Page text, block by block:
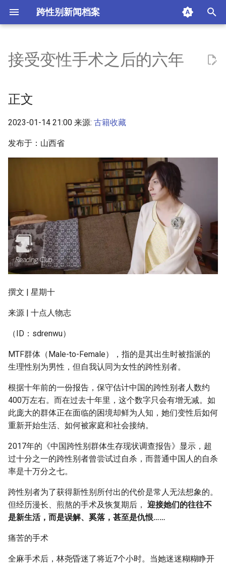
跨性别新闻档案
n
i
i
a
l
i
n
g
s
e
a
正文
摘要与附加信息
附加信息 [Processed Page
接受变性手术之后的六年
正文
2023-01-14 21:00 来源: 古籍收藏
发布于：山西省
撰文 | 星期十
来源 | 十点人物志
（ID：sdrenwu）
MTF群体（Male-to-Female），指的是其出生时被指派的
生理性别为男性，但自我认同为女性的跨性别者。
根据十年前的一份报告，保守估计中国的跨性别者人数约
400万左右。而在过去十年里，这个数字只会有增无减。如
此庞大的群体正在面临的困境却鲜为人知，她们变性后如何
重新开始生活、如何被家庭和社会接纳。
2017年的《中国跨性别群体生存现状调查报告》显示，超
过十分之一的跨性别者曾尝试过自杀，而普通中国人的自杀
率是十万分之七。
跨性别者为了获得新性别所付出的代价是常人无法想象的。
但经历漫长、煎熬的手术及恢复期后， 迎接她们的往往不
是新生活，而是误解、奚落，甚至是仇恨……
痛苦的手术
全麻手术后，林尧昏迷了将近7个小时。当她迷迷糊糊睁开